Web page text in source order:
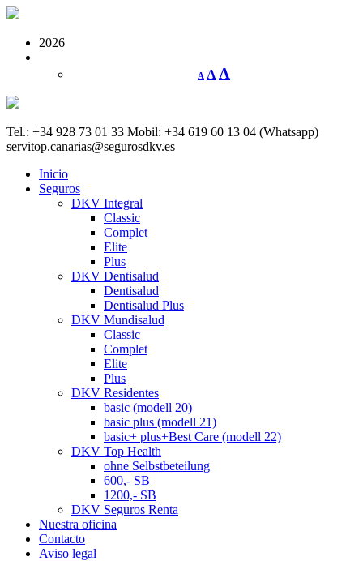
2026
A A A
Tel.: +34 928 73 01 33 Mobil: +34 619 60 13 04 (Whatsapp)
servitop.canarias@segurosdkv.es
Inicio
Seguros
DKV Integral
Classic
Complet
Elite
Plus
DKV Dentisalud
Dentisalud
Dentisalud Plus
DKV Mundisalud
Classic
Complet
Elite
Plus
DKV Residentes
basic (modell 20)
basic plus (modell 21)
basic+ plus+Best Care (modell 22)
DKV Top Health
ohne Selbstbeteilung
600,- SB
1200,- SB
DKV Seguros Renta
Nuestra oficina
Contacto
Aviso legal